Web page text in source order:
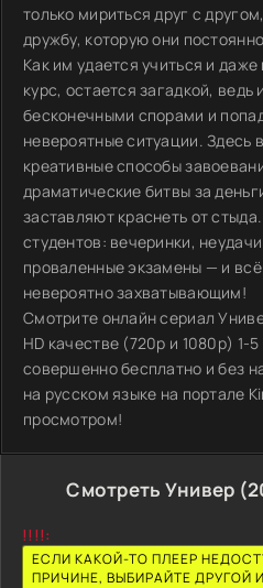
только мириться друг с
дружбу, которую они
Как им удается учиться и
курс, остается загадкой, ведь
бесконечными спорами и
невероятные ситуации. Здесь
креативные способы
драматические битвы за
заставляют краснеть от
студентов: вечеринки,
проваленные экзамены — и
невероятно захватывающим!
Смотрите онлайн сериал
HD качестве (720p и 1080p) 1-
совершенно бесплатно и без
на русском языке на портале
просмотром!
Смотреть Универ
!!!!:
ЕСЛИ КАКОЙ-ТО ПЛЕЕР
ПРИЧИНЕ, ВЫБИРАЙТЕ ДРУГОЙ